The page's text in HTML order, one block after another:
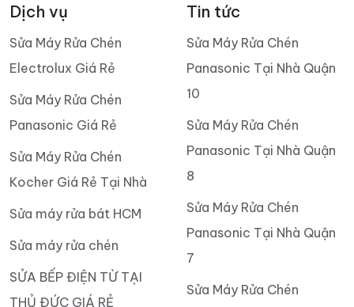
Dịch vụ
Sửa Máy Rửa Chén
Electrolux Giá Rẻ
Sửa Máy Rửa Chén
Panasonic Giá Rẻ
Sửa Máy Rửa Chén
Kocher Giá Rẻ Tại Nhà
Sửa máy rửa bát HCM
Sửa máy rửa chén
SỬA BẾP ĐIỆN TỪ TẠI
THỦ ĐỨC GIÁ RẺ
Tin tức
Sửa Máy Rửa Chén
Panasonic Tại Nhà Quận
10
Sửa Máy Rửa Chén
Panasonic Tại Nhà Quận
8
Sửa Máy Rửa Chén
Panasonic Tại Nhà Quận
7
Sửa Máy Rửa Chén